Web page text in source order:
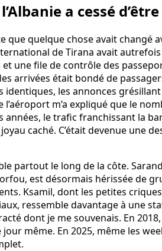
a cessé
que quelque chose avait changé
de Tirana avait
une file de contrôle des
arrivées était bondé de
identiques, les annonces
l’aéroport m’a expliqué que le
années, le trafic franchissant la
joyau caché. C’était devenue une
partout le long de la côte.
est désormais hérissée de
Ksamil, dont les petites
ressemble davantage à une
dont je me souvenais. En
même. En 2025, même les